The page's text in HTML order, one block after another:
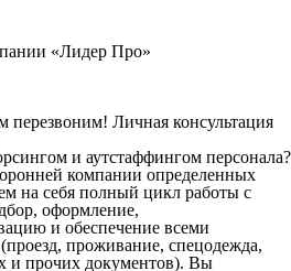
«Лидер Про»
перезвоним! Личная консультация
и аутстаффингом персонала?
компании определенных
на себя полный цикл работы с
оформление,
и обеспечение всеми
проживание, спецодежда,
и прочих документов). Вы